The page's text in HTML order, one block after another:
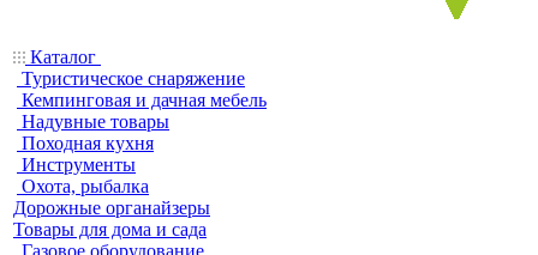
Каталог
Туристическое снаряжение
Кемпинговая и дачная мебель
Надувные товары
Походная кухня
Инструменты
Охота, рыбалка
Дорожные органайзеры
Товары для дома и сада
Газовое оборудование